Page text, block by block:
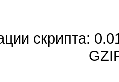
скрипта: